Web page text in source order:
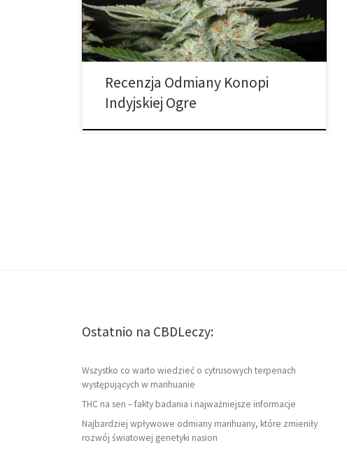
imponującą wydajność. Istnieje wiele różnych odmian
o nazwie Ogre. W każdym razie, […]
Recenzja Odmiany Konopi
Indyjskiej Ogre
Ostatnio na CBDLeczy:
Wszystko co warto wiedzieć o cytrusowych terpenach
występujących w marihuanie
THC na sen – fakty badania i najważniejsze informacje
Najbardziej wpływowe odmiany marihuany, które zmieniły
rozwój światowej genetyki nasion